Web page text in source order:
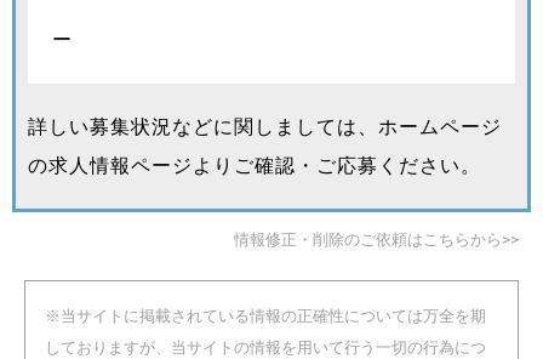
ー
詳しい募集状況などに関しましては、ホームページ
の求人情報ページよりご確認・ご応募ください。
情報修正・削除のご依頼はこちらから>>
※当サイトに掲載されている情報の正確性については万全を期
しておりますが、当サイトの情報を用いて行う一切の行為につ